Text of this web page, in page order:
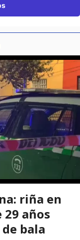
riña en
años
bala